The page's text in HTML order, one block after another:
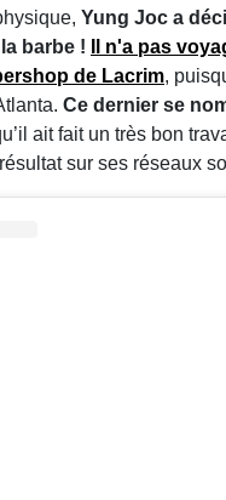
Yung Joc a
barbe !
l n'a pas
de Lacrim,
Ce dernier se
ait fait un très bon
sur ses réseaux